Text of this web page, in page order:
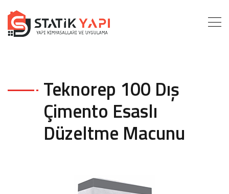
Teknorep 100 Dış
Çimento Esaslı
Düzeltme Macunu